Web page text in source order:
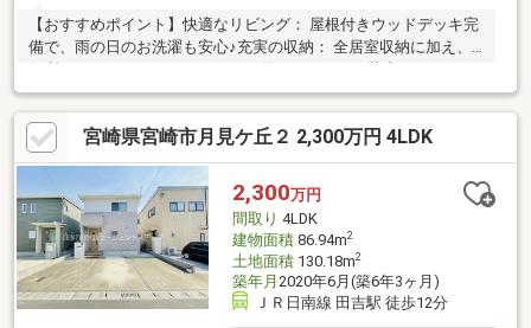
【おすすめポイント】快適なリビング： 屋根付きウッドデッキ完
備で、雨の日のお洗濯も安心♪充実の収納： 全居室収納に加え、
並列で3台駐車可能です（車種による）。水害リスクの低い安心の
住環境で、南道路のため日当たり・通風ともに良好。各部屋エア
コン付きで、すぐに新生活を始められます！進学や住み替えな
ど、ライフステージの変化に合わせたご提案をいたします。ぜひ
宮崎県宮崎市月見ケ丘２ 2,300万円 4LDK
2,300万円
間取り 4LDK
建物面積86.94m2
土地面積130.18m2
築年月 2020年6月(築6年3ヶ月)
ＪＲ日南線 田吉駅 徒歩12分